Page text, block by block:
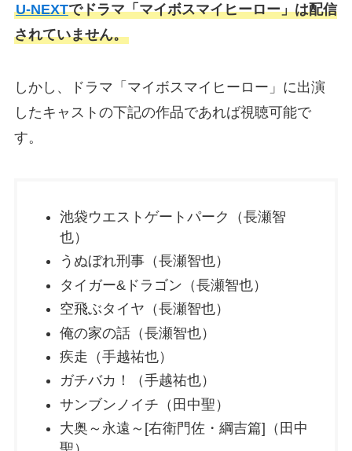
U-NEXTでドラマ「マイボスマイヒーロー」は配信
されていません。
しかし、ドラマ「マイボスマイヒーロー」に出演
したキャストの下記の作品であれば視聴可能で
す。
池袋ウエストゲートパーク（長瀬智
也）
うぬぼれ刑事（長瀬智也）
タイガー&ドラゴン（長瀬智也）
空飛ぶタイヤ（長瀬智也）
俺の家の話（長瀬智也）
疾走（手越祐也）
ガチバカ！（手越祐也）
サンブンノイチ（田中聖）
大奥～永遠～[右衛門佐・綱吉篇]（田中